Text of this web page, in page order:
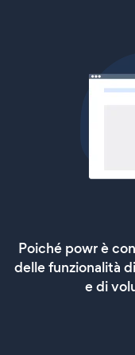
Poiché powr è
delle funzionalità
e di